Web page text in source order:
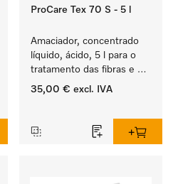
ProCare Tex 70 S - 5 l
Amaciador, concentrado
líquido, ácido, 5 l para o
tratamento das fibras e
uma suavidade duradoura
35,00 € excl. IVA